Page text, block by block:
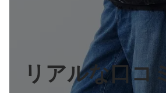
リアルな口コ